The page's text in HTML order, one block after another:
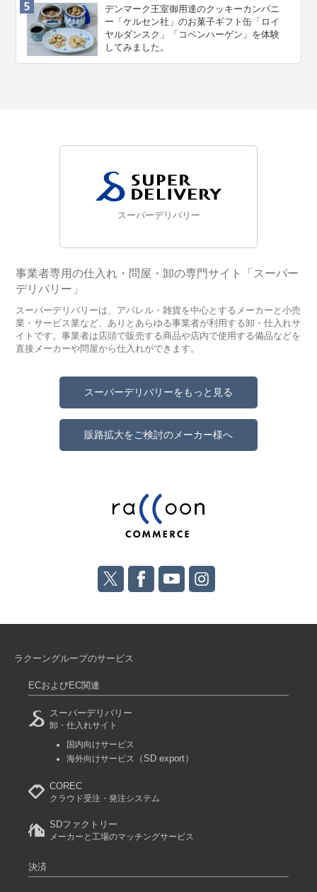
デンマーク王室御用達のクッキーカンパニ
ー「ケルセン社」のお菓子ギフト缶「ロイ
ヤルダンスク」「コペンハーゲン」を体験
してみました。
スーパーデリバリー
事業者専用の仕入れ・問屋・卸の専門サイト「スーパー
デリバリー」
スーパーデリバリーは、アパレル・雑貨を中心とするメーカーと小売
業・サービス業など、ありとあらゆる事業者が利用する卸・仕入れサ
イトです。事業者は店頭で販売する商品や店内で使用する備品などを
直接メーカーや問屋から仕入れができます。
スーパーデリバリーをもっと見る
販路拡大をご検討のメーカー様へ
ラクーングループのサービス
ECおよびEC関連
スーパーデリバリー
卸・仕入れサイト
国内向けサービス
海外向けサービス
（SD export）
COREC
クラウド受注・発注システム
SDファクトリー
メーカーと工場のマッチングサービス
決済